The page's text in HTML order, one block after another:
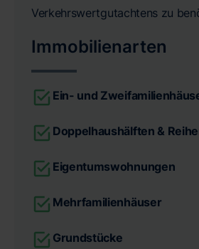
Verkehrswertgutachtens zu
Immobilienarten
Ein- und
Doppelhaushälften &
Eigentumswohnungen
Mehrfamilienhäuser
Grundstücke